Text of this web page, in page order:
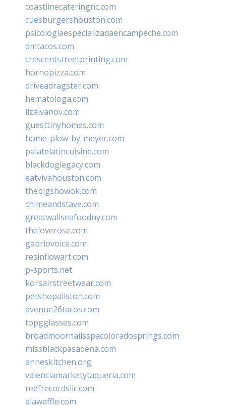
coastlinecateringnc.com
cuesburgershouston.com
psicologiaespecializadaencampeche.com
dmtacos.com
crescentstreetprinting.com
hornopizza.com
driveadragster.com
hematologa.com
lizaivanov.com
guesttinyhomes.com
home-plow-by-meyer.com
palatelatincuisine.com
blackdoglegacy.com
eatvivahouston.com
thebigshowok.com
chimeandstave.com
greatwallseafoodny.com
theloverose.com
gabriovoice.com
resinflowart.com
p-sports.net
korsairstreetwear.com
petshopallston.com
avenue26tacos.com
topgglasses.com
broadmoornailsspacoloradosprings.com
missblackpasadena.com
anneskitchen.org
valenciamarketytaqueria.com
reefrecordsllc.com
alawaffle.com